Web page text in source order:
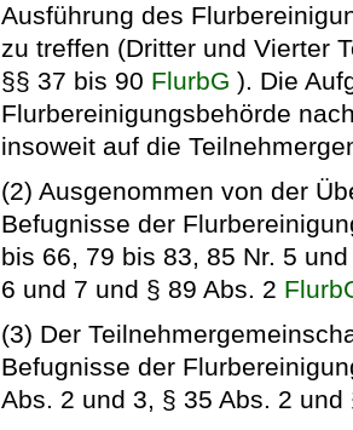
Ausführung des
zu treffen (Dritter und Vierter
§§ 37 bis 90 FlurbG ). Die
Flurbereinigungsbehörde
insoweit auf die
(2) Ausgenommen von der
Befugnisse der
bis 66, 79 bis 83, 85 Nr. 5
6 und 7 und § 89 Abs. 2
(3) Der
Befugnisse der
Abs. 2 und 3, § 35 Abs. 2